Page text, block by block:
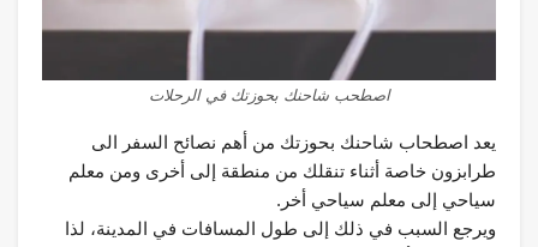
اصطحب شاحنك بحوزتك في الرحلات
يعد اصطحاب شاحنك بحوزتك من أهم نصائح السفر الى
طرابزون خاصة أثناء تنقلك من منطقة إلى أخرى ومن معلم
سياحي إلى معلم سياحي أخر.
ويرجع السبب في ذلك إلى طول المسافات في المدينة، لذا